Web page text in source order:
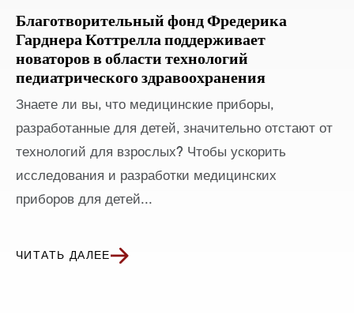
Благотворительный фонд Фредерика
Гарднера Коттрелла поддерживает
новаторов в области технологий
педиатрического здравоохранения
Знаете ли вы, что медицинские приборы,
разработанные для детей, значительно отстают от
технологий для взрослых? Чтобы ускорить
исследования и разработки медицинских
приборов для детей...
ЧИТАТЬ ДАЛЕЕ